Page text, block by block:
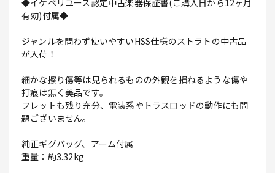
◆イケベリユース認定中古楽器保証書(ご購入日から12ヶ月
有効)付属◆
ジャンルを問わず使いやすいHSS仕様のストラトの中古品
が入荷！
細かな擦り傷等は見られるものの外観を損ねるような傷や
打痕は無く美品です。
フレットも残り充分、電装系やトラスロッドの動作にも問
題ございません。
純正ギグバッグ、アーム付属
重量：約3.32kg